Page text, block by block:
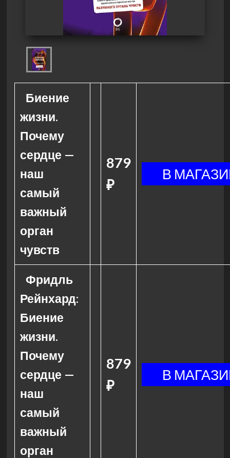
Биение
жизни.
Почему
сердце —
наш
самый
важный
орган
чувств
879
₽
Фридль
Рейнхард:
Биение
жизни.
Почему
сердце —
наш
самый
важный
орган
879
₽